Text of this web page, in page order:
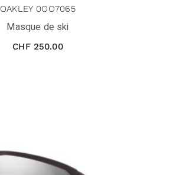
OAKLEY 0OO7065
Masque de ski
CHF250.00